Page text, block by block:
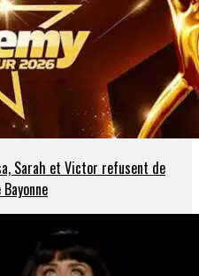
Sarah et Victor refusent de